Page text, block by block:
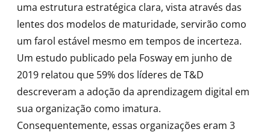
uma estrutura estratégica clara, vista através das
lentes dos modelos de maturidade, servirão como
um farol estável mesmo em tempos de incerteza.
Um estudo publicado pela Fosway em junho de
2019 relatou que 59% dos líderes de T&D
descreveram a adoção da aprendizagem digital em
sua organização como imatura.
Consequentemente, essas organizações eram 3